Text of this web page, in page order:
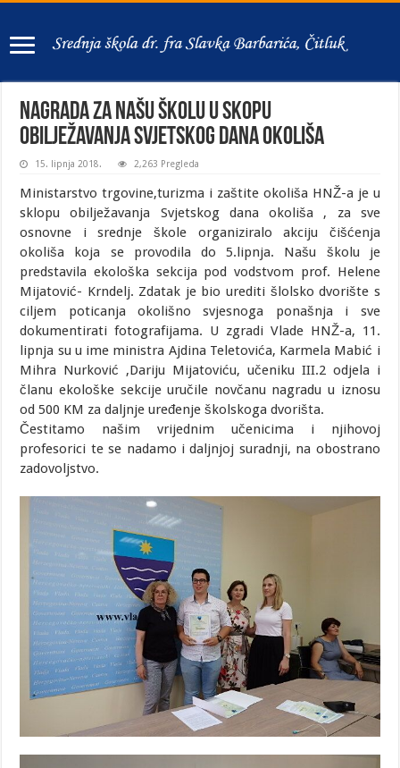
Nagrada za našu školu u skopu
obilježavanja Svjetskog dana okoliša
15. lipnja 2018. 2,263 Pregleda
Ministarstvo trgovine,turizma i zaštite okoliša HNŽ-a je u
sklopu obilježavanja Svjetskog dana okoliša , za sve
osnovne i srednje škole organiziralo akciju čišćenja
okoliša koja se provodila do 5.lipnja. Našu školu je
predstavila ekološka sekcija pod vodstvom prof. Helene
Mijatović- Krndelj. Zdatak je bio urediti šlolsko dvorište s
ciljem poticanja okolišno svjesnoga ponašnja i sve
dokumentirati fotografijama. U zgradi Vlade HNŽ-a, 11.
lipnja su u ime ministra Ajdina Teletovića, Karmela Mabić i
Mihra Nurković ,Dariju Mijatoviću, učeniku III.2 odjela i
članu ekološke sekcije uručile novčanu nagradu u iznosu
od 500 KM za daljnje uređenje školskoga dvorišta.
Čestitamo našim vrijednim učenicima i njihovoj
profesorici te se nadamo i daljnjoj suradnji, na obostrano
zadovoljstvo.